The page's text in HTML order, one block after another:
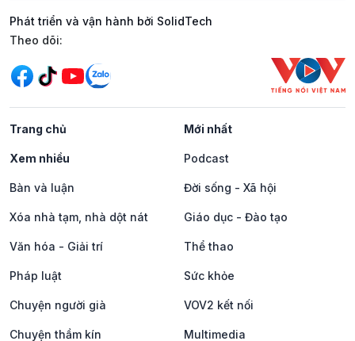
Phát triển và vận hành bởi SolidTech
Mạng xã hội
Theo dõi:
Trang chủ Mới nhất
Xem nhiều Podcast
Bàn và luận Đời sống - Xã hội
Xóa nhà tạm, nhà dột nát Giáo dục - Đào tạo
Văn hóa - Giải trí Thể thao
Pháp luật Sức khỏe
Chuyện người già VOV2 kết nối
Chuyện thầm kín Multimedia